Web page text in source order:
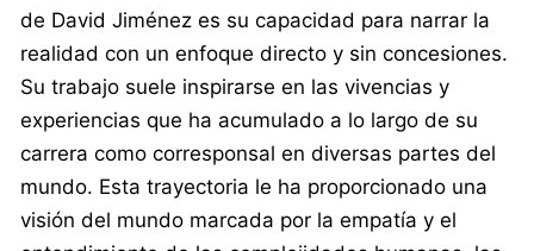
de David Jiménez es su capacidad para narrar la
realidad con un enfoque directo y sin concesiones.
Su trabajo suele inspirarse en las vivencias y
experiencias que ha acumulado a lo largo de su
carrera como corresponsal en diversas partes del
mundo. Esta trayectoria le ha proporcionado una
visión del mundo marcada por la empatía y el